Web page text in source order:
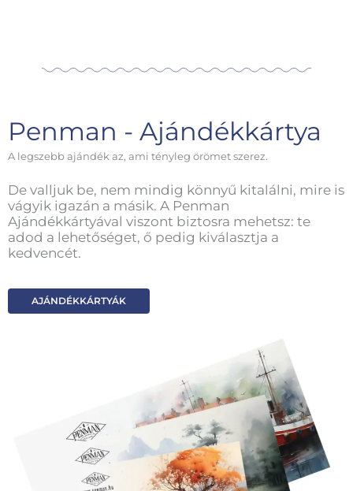
Penman - Ajándékkártya
A legszebb ajándék az, ami tényleg örömet szerez.
De valljuk be, nem mindig könnyű kitalálni, mire is
vágyik igazán a másik. A Penman
Ajándékkártyával viszont biztosra mehetsz: te
adod a lehetőséget, ő pedig kiválasztja a
kedvencét.
AJÁNDÉKKÁRTYÁK